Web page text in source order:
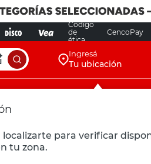
Código
de
ética
CencoPay
Ingresá
Tu ubicación
localizarte para verificar
tu zona.